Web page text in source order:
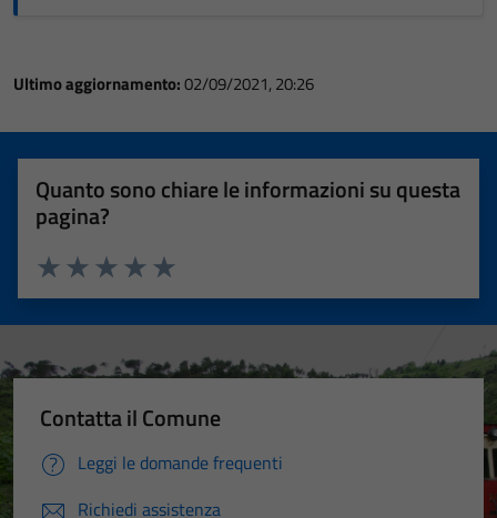
Ultimo aggiornamento:02/09/2021, 20:26
Quanto sono chiare le informazioni su questa
pagina?
Valuta 5 stelle su 5
Valuta 4 stelle su 5
Valuta 3 stelle su 5
Valuta 2 stelle su 5
Valuta 1 stelle su 5
Contatta il Comune
Leggi le domande frequenti
Richiedi assistenza